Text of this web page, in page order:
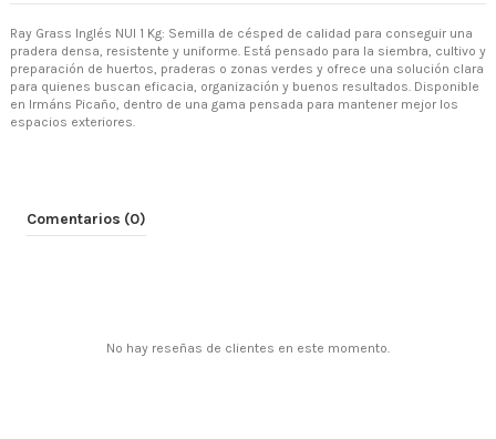
Ray Grass Inglés NUI 1 Kg: Semilla de césped de calidad para conseguir una
pradera densa, resistente y uniforme. Está pensado para la siembra, cultivo y
preparación de huertos, praderas o zonas verdes y ofrece una solución clara
para quienes buscan eficacia, organización y buenos resultados. Disponible
en Irmáns Picaño, dentro de una gama pensada para mantener mejor los
espacios exteriores.
Comentarios (0)
No hay reseñas de clientes en este momento.